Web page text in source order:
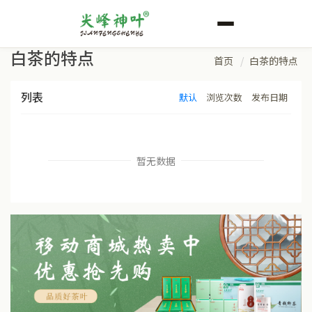
白茶的特点 首页 白茶的特点
列表 默认 浏览次数 发布日期
暂无数据